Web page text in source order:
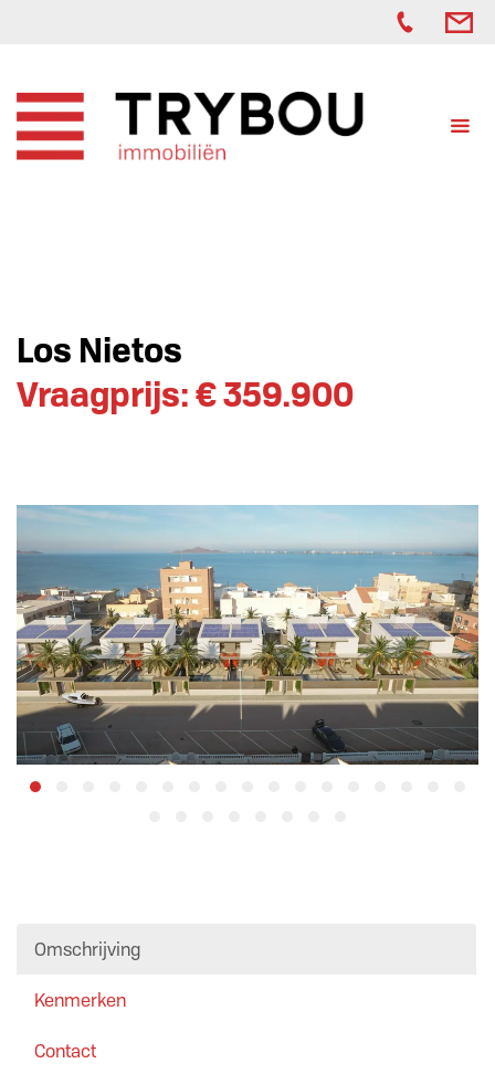
Los Nietos
Vraagprijs: € 359.900
Omschrijving
Kenmerken
Contact